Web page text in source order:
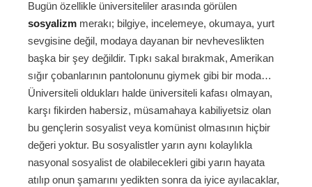
Bugün özellikle üniversiteliler arasında görülen
sosyalizm merakı; bilgiye, incelemeye, okumaya, yurt
sevgisine değil, modaya dayanan bir nevheveslikten
başka bir şey değildir. Tıpkı sakal bırakmak, Amerikan
sığır çobanlarının pantolonunu giymek gibi bir moda…
Üniversiteli oldukları halde üniversiteli kafası olmayan,
karşı fikirden habersiz, müsamahaya kabiliyetsiz olan
bu gençlerin sosyalist veya komünist olmasının hiçbir
değeri yoktur. Bu sosyalistler yarın aynı kolaylıkla
nasyonal sosyalist de olabilecekleri gibi yarın hayata
atılıp onun şamarını yedikten sonra da iyice ayılacaklar,